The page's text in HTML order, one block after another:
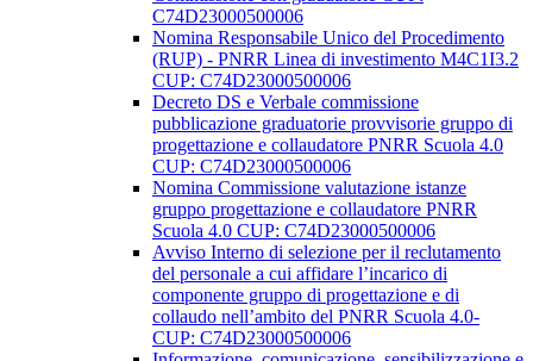
C74D23000500006
Nomina Responsabile Unico del Procedimento
(RUP) - PNRR Linea di investimento M4C1I3.2
CUP: C74D23000500006
Decreto DS e Verbale commissione
pubblicazione graduatorie provvisorie gruppo di
progettazione e collaudatore PNRR Scuola 4.0
CUP: C74D23000500006
Nomina Commissione valutazione istanze
gruppo progettazione e collaudatore PNRR
Scuola 4.0 CUP: C74D23000500006
Avviso Interno di selezione per il reclutamento
del personale a cui affidare l’incarico di
componente gruppo di progettazione e di
collaudo nell’ambito del PNRR Scuola 4.0-
CUP: C74D23000500006